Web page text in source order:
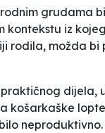
grudama
kontekstu iz
rodila, možda
praktičnog dijela,
košarkaške